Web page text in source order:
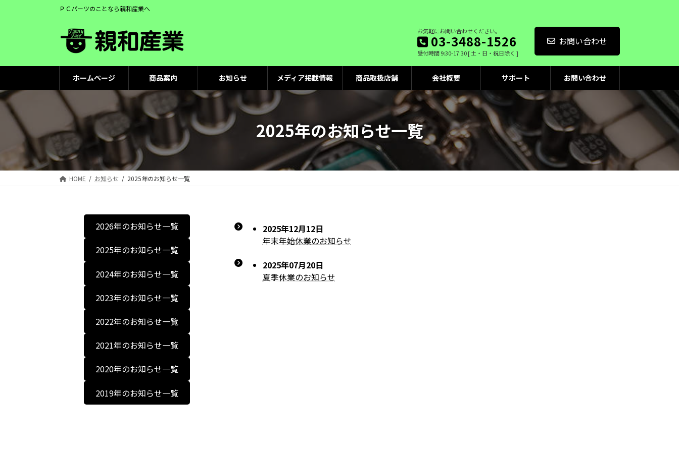
へ
キ
ッ
ョ
に
移
ＰＣパーツのことなら親和産業へ
お気軽にお問い合わせください。
03-3488-1526
受付時間 9:30-17:30 [ 土・日・祝日除く ]
お問い合わせ
ホームページ 商品案内 お知らせ メディア掲載情報 商品取扱店舗 会社概要 サポート お問い合わせ
2025年のお知らせ一覧
HOME お知らせ 2025年のお知らせ一覧
2025年12月12日
年末年始休業のお知らせ
2025年07月20日
夏季休業のお知らせ
2026年のお知らせ一覧
2025年のお知らせ一覧
2024年のお知らせ一覧
2023年のお知らせ一覧
2022年のお知らせ一覧
2021年のお知らせ一覧
2020年のお知らせ一覧
2019年のお知らせ一覧